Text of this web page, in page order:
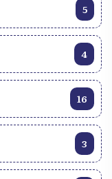
5
4
16
3